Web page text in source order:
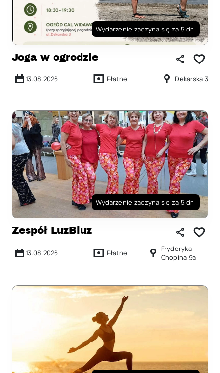
Wydarzenie zaczyna się za 5 dni
Joga w ogrodzie
13.08.2026 Płatne Dekarska 3
Wydarzenie zaczyna się za 5 dni
Zespół LuzBluz
13.08.2026 Płatne
Fryderyka
Chopina 9a